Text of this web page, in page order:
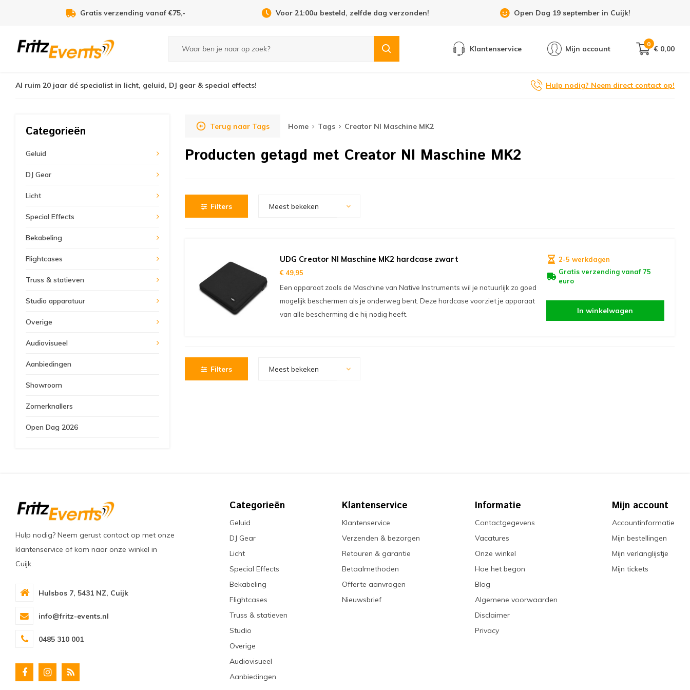
Gratis verzending vanaf €75,- Voor 21:00u besteld, zelfde dag verzonden! Open Dag 19 september in Cuijk!
Klantenservice Mijn account
0
€ 0,00
Al ruim 20 jaar dé specialist in licht, geluid, DJ gear & special effects! Hulp nodig? Neem direct contact op!
Categorieën
Geluid
DJ Gear
Licht
Special Effects
Bekabeling
Flightcases
Truss & statieven
Studio apparatuur
Overige
Audiovisueel
Aanbiedingen
Showroom
Zomerknallers
Open Dag 2026
Terug naar Tags Home Tags Creator NI Maschine MK2
Producten getagd met Creator NI Maschine MK2
Filters Meest bekeken
UDG Creator NI Maschine MK2 hardcase zwart
€ 49,95
Een apparaat zoals de Maschine van Native Instruments wil je natuurlijk zo goed
mogelijk beschermen als je onderweg bent. Deze hardcase voorziet je apparaat
van alle bescherming die hij nodig heeft.
2-5 werkdagen
Gratis verzending vanaf 75
euro
In winkelwagen
Filters Meest bekeken
Hulp nodig? Neem gerust contact op met onze
klantenservice of kom naar onze winkel in
Cuijk.
Hulsbos 7, 5431 NZ, Cuijk
info@fritz-events.nl
0485 310 001
Categorieën
Geluid
DJ Gear
Licht
Special Effects
Bekabeling
Flightcases
Truss & statieven
Studio
Overige
Audiovisueel
Aanbiedingen
Klantenservice
Klantenservice
Verzenden & bezorgen
Retouren & garantie
Betaalmethoden
Offerte aanvragen
Nieuwsbrief
Informatie
Contactgegevens
Vacatures
Onze winkel
Hoe het begon
Blog
Algemene voorwaarden
Disclaimer
Privacy
Mijn account
Accountinformatie
Mijn bestellingen
Mijn verlanglijstje
Mijn tickets